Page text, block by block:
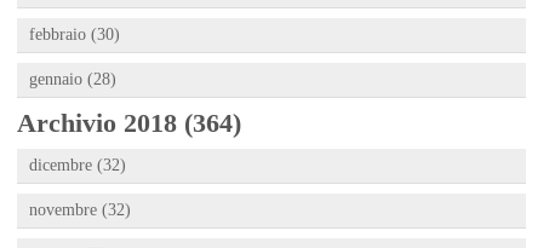
febbraio (30)
gennaio (28)
Archivio 2018 (364)
dicembre (32)
novembre (32)